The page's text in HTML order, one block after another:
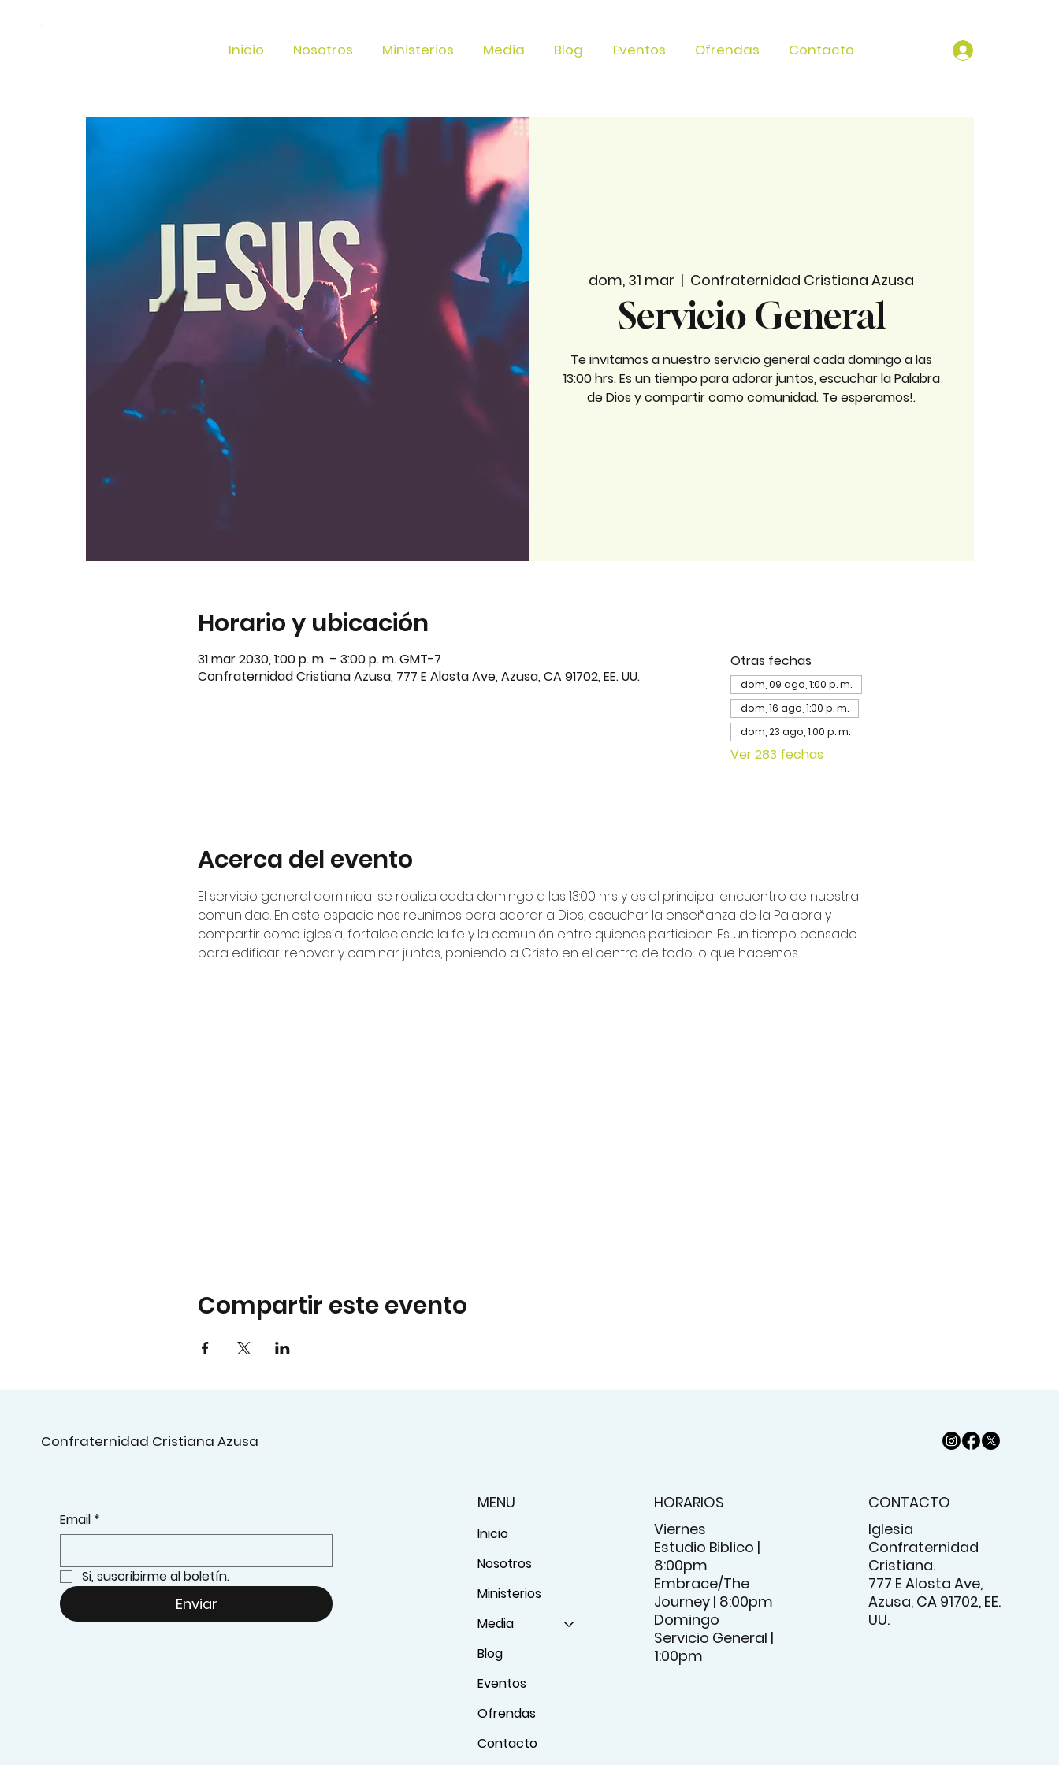
Inicio Nosotros Ministerios Media Blog Eventos Ofrendas Contacto
dom, 31 mar
  |
Confraternidad Cristiana Azusa
Servicio General
Te invitamos a nuestro servicio general cada domingo a las
13:00 hrs. Es un tiempo para adorar juntos, escuchar la Palabra
de Dios y compartir como comunidad. Te esperamos!.
Horario y ubicación
31 mar 2030, 1:00 p. m. – 3:00 p. m. GMT-7
Confraternidad Cristiana Azusa, 777 E Alosta Ave, Azusa, CA 91702, EE. UU.
Otras fechas
dom, 09 ago, 1:00 p. m.
dom, 16 ago, 1:00 p. m.
dom, 23 ago, 1:00 p. m.
Ver 283 fechas
Acerca del evento
El servicio general dominical se realiza cada domingo a las 13:00 hrs y es el principal encuentro de nuestra
comunidad. En este espacio nos reunimos para adorar a Dios, escuchar la enseñanza de la Palabra y
compartir como iglesia, fortaleciendo la fe y la comunión entre quienes participan. Es un tiempo pensado
para edificar, renovar y caminar juntos, poniendo a Cristo en el centro de todo lo que hacemos.
Compartir este evento
Confraternidad Cristiana Azusa
Email *
Si, suscribirme al boletín.
Enviar
MENU
Inicio
Nosotros
Ministerios
Media
Blog
Eventos
Ofrendas
Contacto
HORARIOS
Viernes
Estudio Biblico |
8:00pm
Embrace/The
Journey | 8:00pm
Domingo
Servicio General |
1:00pm
CONTACTO
Iglesia
Confraternidad
Cristiana.
777 E Alosta Ave,
Azusa, CA 91702, EE.
UU.